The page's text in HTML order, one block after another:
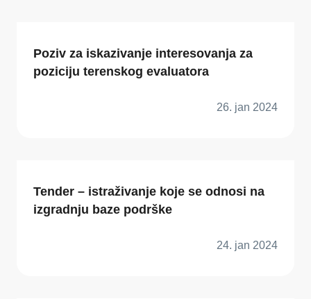
Poziv za iskazivanje interesovanja za
poziciju terenskog evaluatora
26. jan 2024
Tender – istraživanje koje se odnosi na
izgradnju baze podrške
24. jan 2024